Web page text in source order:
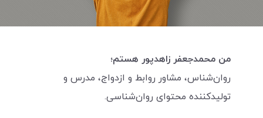
من محمدجعفر زاهدپور هستم؛
روان‌شناس، مشاور روابط و ازدواج، مدرس و
تولیدکننده محتوای روان‌شناسی.